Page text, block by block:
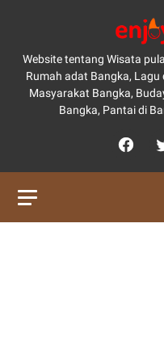
Website tentang Wisata
Rumah adat Bangka, Lagu
Masyarakat Bangka,
Bangka, Pantai di